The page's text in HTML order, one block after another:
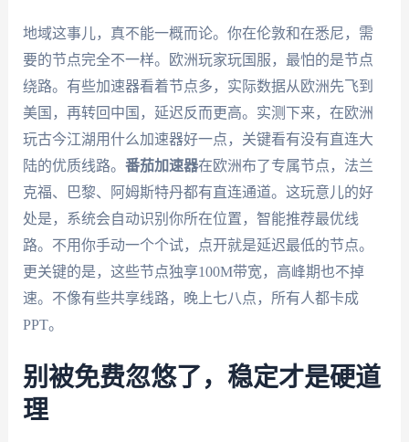
地域这事儿，真不能一概而论。你在伦敦和在悉尼，需
要的节点完全不一样。欧洲玩家玩国服，最怕的是节点
绕路。有些加速器看着节点多，实际数据从欧洲先飞到
美国，再转回中国，延迟反而更高。实测下来，在欧洲
玩古今江湖用什么加速器好一点，关键看有没有直连大
陆的优质线路。 番茄加速器在欧洲布了专属节点，法兰
克福、巴黎、阿姆斯特丹都有直连通道。这玩意儿的好
处是，系统会自动识别你所在位置，智能推荐最优线
路。不用你手动一个个试，点开就是延迟最低的节点。
更关键的是，这些节点独享100M带宽，高峰期也不掉
速。不像有些共享线路，晚上七八点，所有人都卡成
PPT。
别被免费忽悠了，稳定才是硬道
理